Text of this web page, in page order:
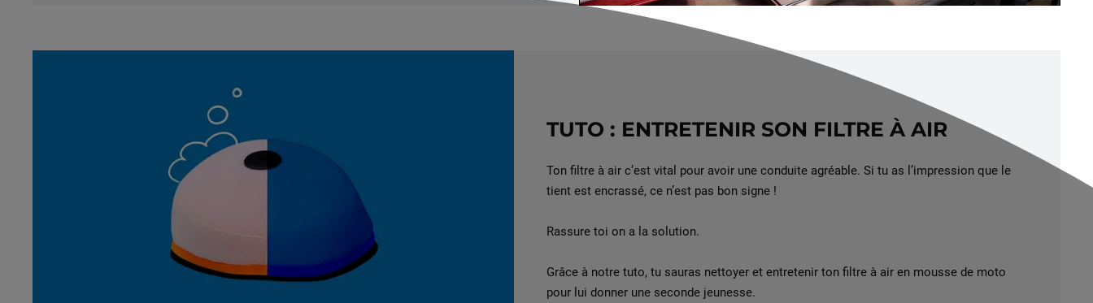
TUTO : ENTRETENIR SON FILTRE À AIR
Ton filtre à air c’est vital pour avoir une conduite agréable. Si tu as l’impression que le
tient est encrassé, ce n’est pas bon signe !
Rassure toi on a la solution.
Grâce à notre tuto, tu sauras nettoyer et entretenir ton filtre à air en mousse de moto
pour lui donner une seconde jeunesse.